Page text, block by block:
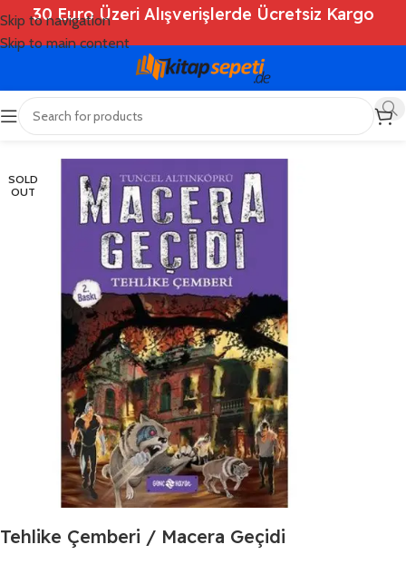
Skip to navigation
Skip to main content
30 Euro Üzeri Alışverişlerde Ücretsiz Kargo
Ana Sayfa Shop
SOLD
OUT
Tehlike Çemberi / Macera Geçidi